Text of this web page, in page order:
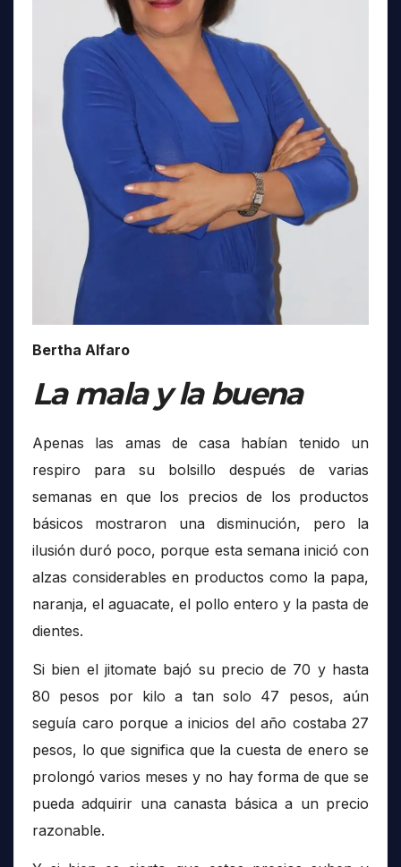
Bertha Alfaro
La mala y la buena
Apenas las amas de casa habían tenido un
respiro para su bolsillo después de varias
semanas en que los precios de los productos
básicos mostraron una disminución, pero la
ilusión duró poco, porque esta semana inició con
alzas considerables en productos como la papa,
naranja, el aguacate, el pollo entero y la pasta de
dientes.
Si bien el jitomate bajó su precio de 70 y hasta
80 pesos por kilo a tan solo 47 pesos, aún
seguía caro porque a inicios del año costaba 27
pesos, lo que significa que la cuesta de enero se
prolongó varios meses y no hay forma de que se
pueda adquirir una canasta básica a un precio
razonable.